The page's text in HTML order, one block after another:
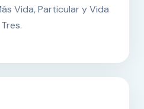
Vida, Particular y Vida
Tres.